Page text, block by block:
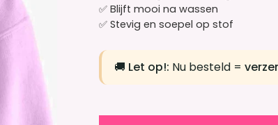
✅ Blijft mooi na wassen
✅ Stevig en soepel op stof
🚚 Let op!: Nu besteld =